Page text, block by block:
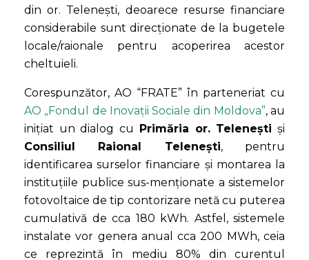
din or. Telenești, deoarece resurse financiare
considerabile sunt direcționate de la bugetele
locale/raionale pentru acoperirea acestor
cheltuieli.
Corespunzător, AO “FRATE” în parteneriat cu
AO „Fondul de Inovații Sociale din Moldova”, au
inițiat un dialog cu
Primăria or. Telenești și
Consiliul Raional Telenești, pentru
identificarea surselor financiare și montarea la
instituțiile publice sus-menționate a sistemelor
fotovoltaice de tip contorizare netă cu puterea
cumulativă de cca 180 kWh. Astfel, sistemele
instalate vor genera anual cca 200 MWh, ceia
ce reprezintă în mediu 80% din curentul